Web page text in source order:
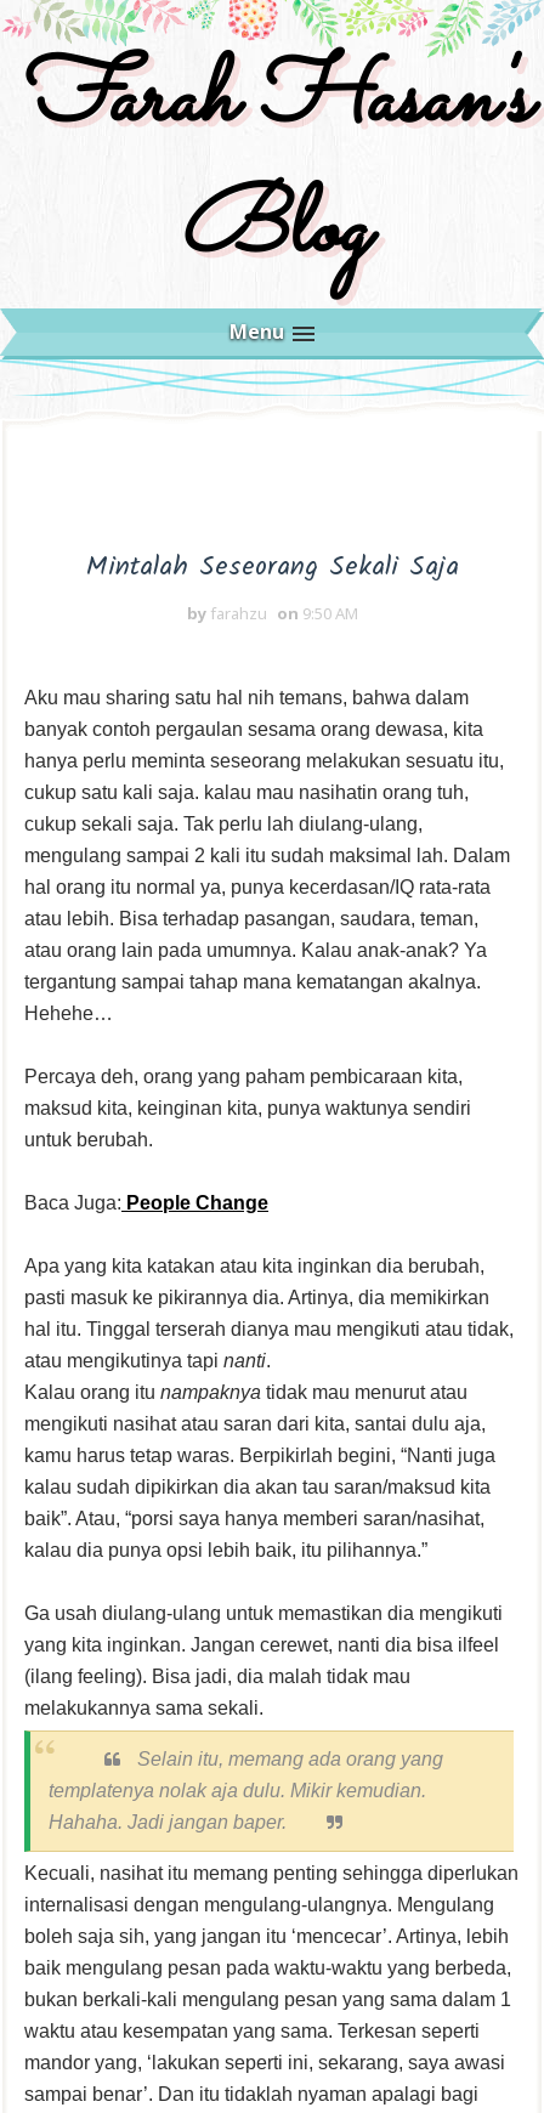
Farah Hasan's
Blog
Menu
Mintalah Seseorang Sekali Saja
by farahzu on 9:50 AM
Aku mau sharing satu hal nih temans, bahwa dalam
banyak contoh pergaulan sesama orang dewasa, kita
hanya perlu meminta seseorang melakukan sesuatu itu,
cukup satu kali saja. kalau mau nasihatin orang tuh,
cukup sekali saja. Tak perlu lah diulang-ulang,
mengulang sampai 2 kali itu sudah maksimal lah. Dalam
hal orang itu normal ya, punya kecerdasan/IQ rata-rata
atau lebih. Bisa terhadap pasangan, saudara, teman,
atau orang lain pada umumnya. Kalau anak-anak? Ya
tergantung sampai tahap mana kematangan akalnya.
Hehehe…
Percaya deh, orang yang paham pembicaraan kita,
maksud kita, keinginan kita, punya waktunya sendiri
untuk berubah.
Baca Juga: People Change
Apa yang kita katakan atau kita inginkan dia berubah,
pasti masuk ke pikirannya dia. Artinya, dia memikirkan
hal itu. Tinggal terserah dianya mau mengikuti atau tidak,
atau mengikutinya tapi nanti.
Kalau orang itu nampaknya tidak mau menurut atau
mengikuti nasihat atau saran dari kita, santai dulu aja,
kamu harus tetap waras. Berpikirlah begini, “Nanti juga
kalau sudah dipikirkan dia akan tau saran/maksud kita
baik”. Atau, “porsi saya hanya memberi saran/nasihat,
kalau dia punya opsi lebih baik, itu pilihannya.”
Ga usah diulang-ulang untuk memastikan dia mengikuti
yang kita inginkan. Jangan cerewet, nanti dia bisa ilfeel
(ilang feeling). Bisa jadi, dia malah tidak mau
melakukannya sama sekali.
Selain itu, memang ada orang yang
templatenya nolak aja dulu. Mikir kemudian.
Hahaha. Jadi jangan baper.
Kecuali, nasihat itu memang penting sehingga diperlukan
internalisasi dengan mengulang-ulangnya. Mengulang
boleh saja sih, yang jangan itu ‘mencecar’. Artinya, lebih
baik mengulang pesan pada waktu-waktu yang berbeda,
bukan berkali-kali mengulang pesan yang sama dalam 1
waktu atau kesempatan yang sama. Terkesan seperti
mandor yang, ‘lakukan seperti ini, sekarang, saya awasi
sampai benar’. Dan itu tidaklah nyaman apalagi bagi